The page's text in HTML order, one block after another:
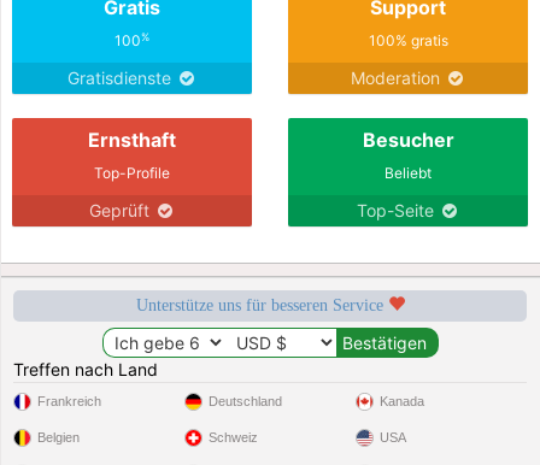
Gratis
100%
Gratisdienste
Support
100% gratis
Moderation
Ernsthaft
Top-Profile
Geprüft
Besucher
Beliebt
Top-Seite
Unterstütze uns für besseren Service
Treffen nach Land
Frankreich
Belgien
Deutschland
Schweiz
Kanada
USA